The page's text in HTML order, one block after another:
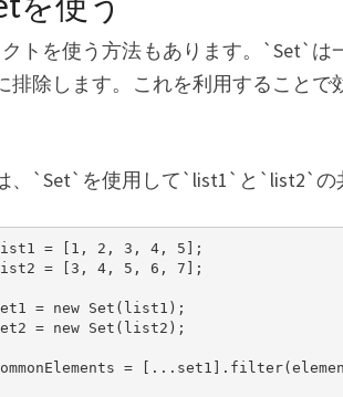
トを使う方法もあります。`Set`は
排除します。これを利用すること
、`Set`を使用して`list1`と`list2`の
= [1, 2, 3, 4, 5];
= [3, 4, 5, 6, 7];
= new Set(list1);
= new Set(list2);
=